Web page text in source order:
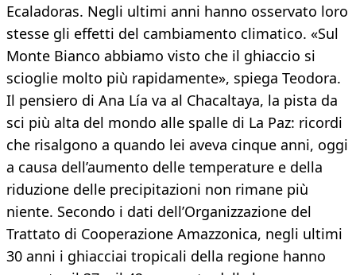
Ecaladoras. Negli ultimi anni hanno osservato loro
stesse gli effetti del cambiamento climatico. «Sul
Monte Bianco abbiamo visto che il ghiaccio si
scioglie molto più rapidamente», spiega Teodora.
Il pensiero di Ana Lía va al Chacaltaya, la pista da
sci più alta del mondo alle spalle di La Paz: ricordi
che risalgono a quando lei aveva cinque anni, oggi
a causa dell’aumento delle temperature e della
riduzione delle precipitazioni non rimane più
niente. Secondo i dati dell’Organizzazione del
Trattato di Cooperazione Amazzonica, negli ultimi
30 anni i ghiacciai tropicali della regione hanno